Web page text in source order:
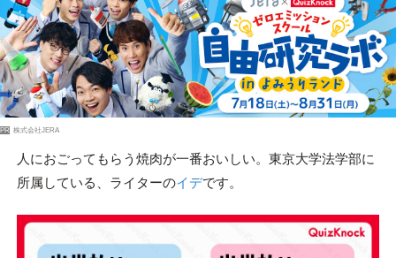
PR 株式会社JERA
人におごってもらう焼肉が一番おいしい。東京大学法学部に
所属している、ライターのイデです。